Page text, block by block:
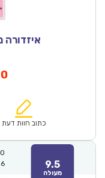
איזדורה מון 4 – הולכת
₪61.00.
המחיר
הוא:
כתוב חוות דעת
9.5
מעולה
0
6